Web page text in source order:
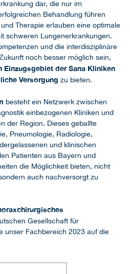
dar, die nur im
Behandlung führen
Therapie erlauben eine optimale
schweren Lungenerkrankungen.
und die interdisziplinäre
noch besser möglich sein,
Einzugsgebiet der Sana Kliniken
Versorgung zu bieten.
besteht ein Netzwerk zwischen
einbezogenen Kliniken und
der Region. Dieses geballte
Pneumologie, Radiologie,
und klinischen
Patienten aus Bayern und
die Möglichkeit bieten, nicht
auch nachversorgt zu
Gesellschaft für
unser Fachbereich 2023 auf die